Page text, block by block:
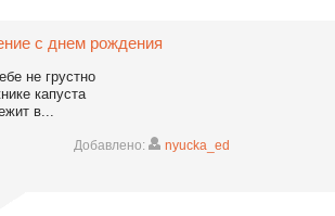
с днем рождения
не грустно
капуста
в...
Добавлено: nyucka_ed